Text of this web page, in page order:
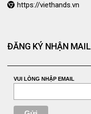
https://viethands.vn
ĐĂNG KÝ NHẬN MAIL
VUI LÒNG NHẬP EMAIL